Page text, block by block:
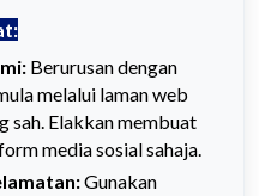
Berurusan dengan
melalui laman web
sah. Elakkan membuat
media sosial sahaja.
Gunakan